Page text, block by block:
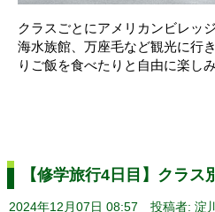
クラスごとにアメリカンビレッ
海水族館、万座毛など観光に行
りご飯を食べたりと自由に楽しみ
【修学旅行4日目】クラス
2024年12月07日 08:57 投稿者: 淀